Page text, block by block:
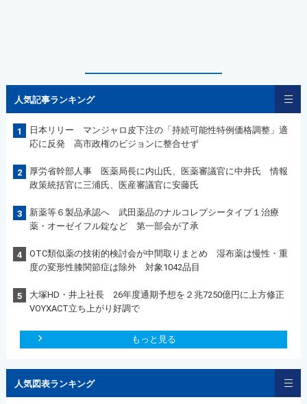
人気記事ランキング
1
日本リリー マンジャロ皮下注の「持続可能性特例価格調整」適
応に反発 高市政権のビジョンに整合せず
2
厚労省幹部人事 医薬局長に内山氏、医薬審議官に中井氏 情報
政策統括官に三浦氏、医産審議官に安藤氏
3
新薬等６製品承認へ 武田薬品のナルコレプシータイプ１治療
薬・オーゼイフル錠など 第一部会が了承
4
OTC類似薬の技術的検討会が中間取りまとめ 湿布薬は慢性・重
度の変形性膝関節症は除外 対象1042品目
5
大塚HD・井上社長 26年度通期予想を２兆7250億円に上方修正
VOYXACT立ち上がり好調で
もっと見る
人気図表ランキング